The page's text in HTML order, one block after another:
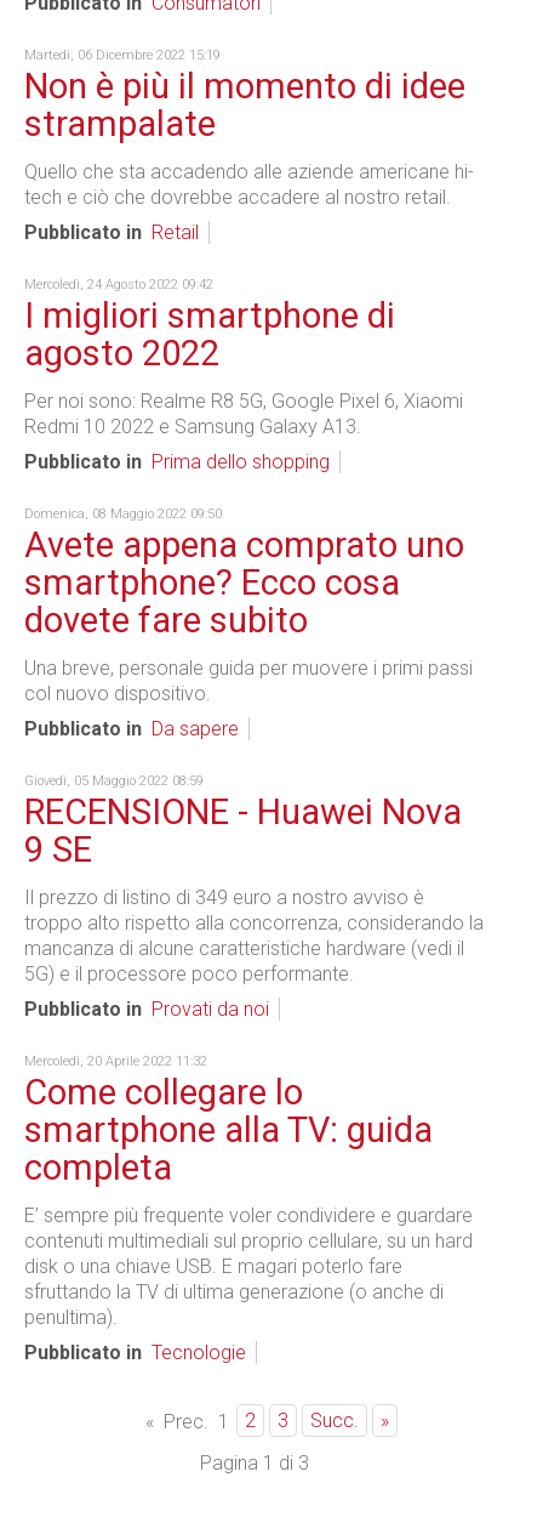
Martedì, 06 Dicembre 2022 15:19
Non è più il momento di idee
strampalate
Quello che sta accadendo alle aziende americane hi-
tech e ciò che dovrebbe accadere al nostro retail.
Pubblicato in Retail
Mercoledì, 24 Agosto 2022 09:42
I migliori smartphone di
agosto 2022
Per noi sono: Realme R8 5G, Google Pixel 6, Xiaomi
Redmi 10 2022 e Samsung Galaxy A13.
Pubblicato in Prima dello shopping
Domenica, 08 Maggio 2022 09:50
Avete appena comprato uno
smartphone? Ecco cosa
dovete fare subito
Una breve, personale guida per muovere i primi passi
col nuovo dispositivo.
Pubblicato in Da sapere
Giovedì, 05 Maggio 2022 08:59
RECENSIONE - Huawei Nova
9 SE
Il prezzo di listino di 349 euro a nostro avviso è
troppo alto rispetto alla concorrenza, considerando la
mancanza di alcune caratteristiche hardware (vedi il
5G) e il processore poco performante.
Pubblicato in Provati da noi
Mercoledì, 20 Aprile 2022 11:32
Come collegare lo
smartphone alla TV: guida
completa
E’ sempre più frequente voler condividere e guardare
contenuti multimediali sul proprio cellulare, su un hard
disk o una chiave USB. E magari poterlo fare
sfruttando la TV di ultima generazione (o anche di
penultima).
Pubblicato in Tecnologie
« Prec. 1 2 3 Succ.
»
Pagina 1 di 3